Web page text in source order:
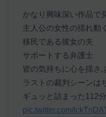
かなり興味深い作品で
主人公の女性の揺れ動
移民である彼女の夫
サポートする弁護士
皆の気持ちに心を揺さ
ラストの裁判シーンは
ギュッと詰まった112分
pic.twitter.com/